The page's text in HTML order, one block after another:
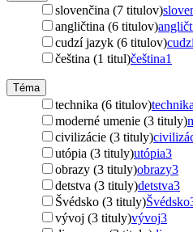
slovenčina (7 titulov)
angličtina (6 titulov)
cudzí jazyk (6 titulov)
čeština (1 titul)čeština1
Téma
technika (6 titulov)technika
moderné umenie (3 tituly)
civilizácie (3 tituly)
utópia (3 tituly)utópia3
obrazy (3 tituly)obrazy3
detstva (3 tituly)detstva3
Švédsko (3 tituly)Švédsko
vývoj (3 tituly)vývoj3